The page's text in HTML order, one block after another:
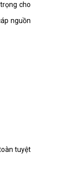
cho
nguồn
tuyệt